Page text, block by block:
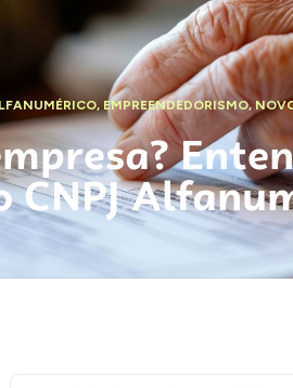
, EMPREENDEDORISMO,
CNPJ